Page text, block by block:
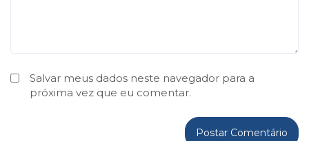
Salvar meus dados neste navegador para a
próxima vez que eu comentar.